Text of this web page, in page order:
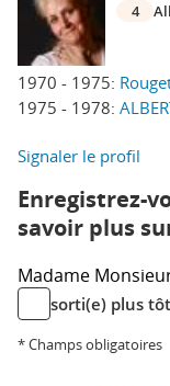
1970 - 1975:
1975 - 1978:
4
Signaler le profil
Enregistrez-
savoir plus
Madame
sorti(e) plus
* Champs obligatoires